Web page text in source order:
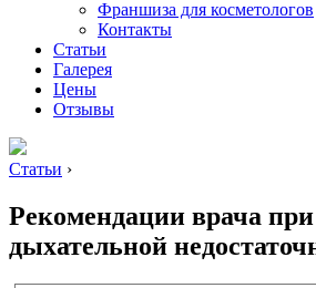
Франшиза для косметологов
Контакты
Статьи
Галерея
Цены
Отзывы
Статьи ›
Рекомендации врача
дыхательной